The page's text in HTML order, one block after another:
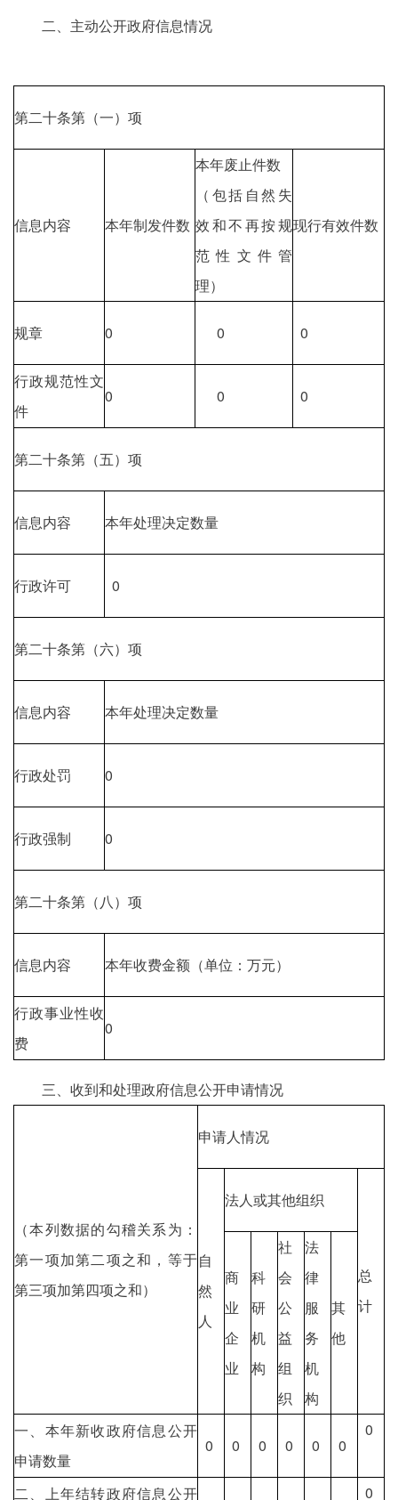
二、主动公开政府信息情况
第二十条第（一）项
信息内容 本年制发件数
本年废止件数
（包括自然失
效和不再按规
范性文件管
理）
现行有效件数
规章 0 0 0
行政规范性文
件
0 0 0
第二十条第（五）项
信息内容 本年处理决定数量
行政许可 0
第二十条第（六）项
信息内容 本年处理决定数量
行政处罚 0
行政强制 0
第二十条第（八）项
信息内容 本年收费金额（单位：万元）
行政事业性收
费
0
三、收到和处理政府信息公开申请情况
（本列数据的勾稽关系为：
第一项加第二项之和，等于
第三项加第四项之和）
申请人情况
自
然
人
法人或其他组织
总
计
商
业
企
业
科
研
机
构
社
会
公
益
组
织
法
律
服
务
机
构
其
他
一、本年新收政府信息公开
申请数量
0 0 0 0 0 0
0
二、上年结转政府信息公开 0